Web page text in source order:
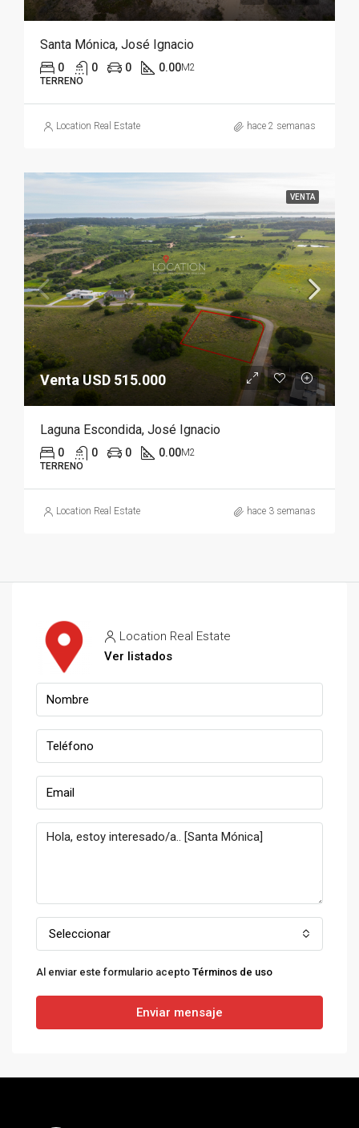
Santa Mónica, José Ignacio
0 0 0 0.00M2
TERRENO
Location Real Estate hace 2 semanas
VENTA
Venta USD 515.000
Laguna Escondida, José Ignacio
0 0 0 0.00M2
TERRENO
Location Real Estate hace 3 semanas
Location Real Estate
Ver listados
Seleccionar
Al enviar este formulario acepto Términos de uso
Enviar mensaje